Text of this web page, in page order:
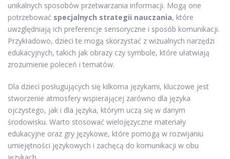
unikalnych sposobów przetwarzania informacji. Mogą one
potrzebować specjalnych strategii nauczania, które
uwzględniają ich preferencje sensoryczne i sposób komunikacji.
Przykładowo, dzieci te mogą skorzystać z wizualnych narzędzi
edukacyjnych, takich jak obrazy czy symbole, które ułatwiają
zrozumienie poleceń i tematów.
Dla dzieci posługujących się kilkoma językami, kluczowe jest
stworzenie atmosfery wspierającej zarówno dla języka
ojczystego, jak i dla języka, którym uczą się w danym
środowisku. Warto stosować wielojęzyczne materiały
edukacyjne oraz gry językowe, które pomogą w rozwijaniu
umiejętności językowych i zachęcą do komunikacji w obu